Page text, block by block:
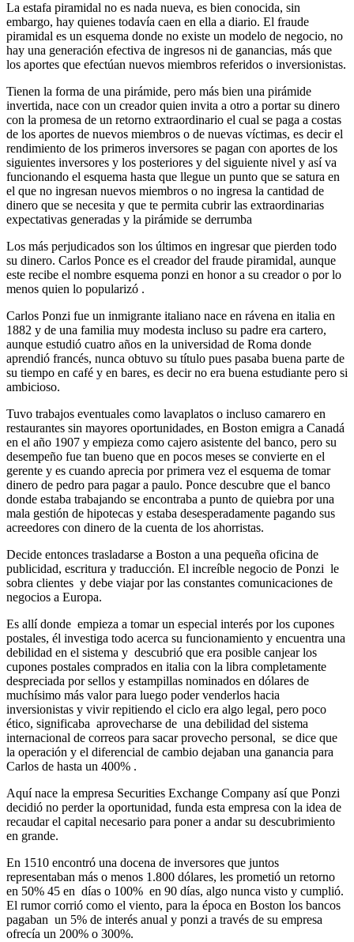
La estafa piramidal no es nada nueva, es bien conocida, sin
embargo, hay quienes todavía caen en ella a diario. El fraude
piramidal es un esquema donde no existe un modelo de negocio, no
hay una generación efectiva de ingresos ni de ganancias, más que
los aportes que efectúan nuevos miembros referidos o inversionistas.
Tienen la forma de una pirámide, pero más bien una pirámide
invertida, nace con un creador quien invita a otro a portar su dinero
con la promesa de un retorno extraordinario el cual se paga a costas
de los aportes de nuevos miembros o de nuevas víctimas, es decir el
rendimiento de los primeros inversores se pagan con aportes de los
siguientes inversores y los posteriores y del siguiente nivel y así va
funcionando el esquema hasta que llegue un punto que se satura en
el que no ingresan nuevos miembros o no ingresa la cantidad de
dinero que se necesita y que te permita cubrir las extraordinarias
expectativas generadas y la pirámide se derrumba
Los más perjudicados son los últimos en ingresar que pierden todo
su dinero. Carlos Ponce es el creador del fraude piramidal, aunque
este recibe el nombre esquema ponzi en honor a su creador o por lo
menos quien lo popularizó .
Carlos Ponzi fue un inmigrante italiano nace en rávena en italia en
1882 y de una familia muy modesta incluso su padre era cartero,
aunque estudió cuatro años en la universidad de Roma donde
aprendió francés, nunca obtuvo su título pues pasaba buena parte de
su tiempo en café y en bares, es decir no era buena estudiante pero si
ambicioso.
Tuvo trabajos eventuales como lavaplatos o incluso camarero en
restaurantes sin mayores oportunidades, en Boston emigra a Canadá
en el año 1907 y empieza como cajero asistente del banco, pero su
desempeño fue tan bueno que en pocos meses se convierte en el
gerente y es cuando aprecia por primera vez el esquema de tomar
dinero de pedro para pagar a paulo. Ponce descubre que el banco
donde estaba trabajando se encontraba a punto de quiebra por una
mala gestión de hipotecas y estaba desesperadamente pagando sus
acreedores con dinero de la cuenta de los ahorristas.
Decide entonces trasladarse a Boston a una pequeña oficina de
publicidad, escritura y traducción. El increíble negocio de Ponzi le
sobra clientes y debe viajar por las constantes comunicaciones de
negocios a Europa.
Es allí donde empieza a tomar un especial interés por los cupones
postales, él investiga todo acerca su funcionamiento y encuentra una
debilidad en el sistema y descubrió que era posible canjear los
cupones postales comprados en italia con la libra completamente
despreciada por sellos y estampillas nominados en dólares de
muchísimo más valor para luego poder venderlos hacia
inversionistas y vivir repitiendo el ciclo era algo legal, pero poco
ético, significaba aprovecharse de una debilidad del sistema
internacional de correos para sacar provecho personal, se dice que
la operación y el diferencial de cambio dejaban una ganancia para
Carlos de hasta un 400% .
Aquí nace la empresa Securities Exchange Company así que Ponzi
decidió no perder la oportunidad, funda esta empresa con la idea de
recaudar el capital necesario para poner a andar su descubrimiento
en grande.
En 1510 encontró una docena de inversores que juntos
representaban más o menos 1.800 dólares, les prometió un retorno
en 50% 45 en días o 100% en 90 días, algo nunca visto y cumplió.
El rumor corrió como el viento, para la época en Boston los bancos
pagaban un 5% de interés anual y ponzi a través de su empresa
ofrecía un 200% o 300%.